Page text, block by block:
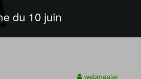
du 10 juin
webmaster